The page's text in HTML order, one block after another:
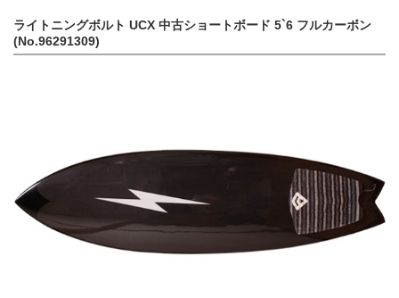
ライトニングボルト UCX 中古ショートボード 5`6 フルカーボン
(No.96291309)